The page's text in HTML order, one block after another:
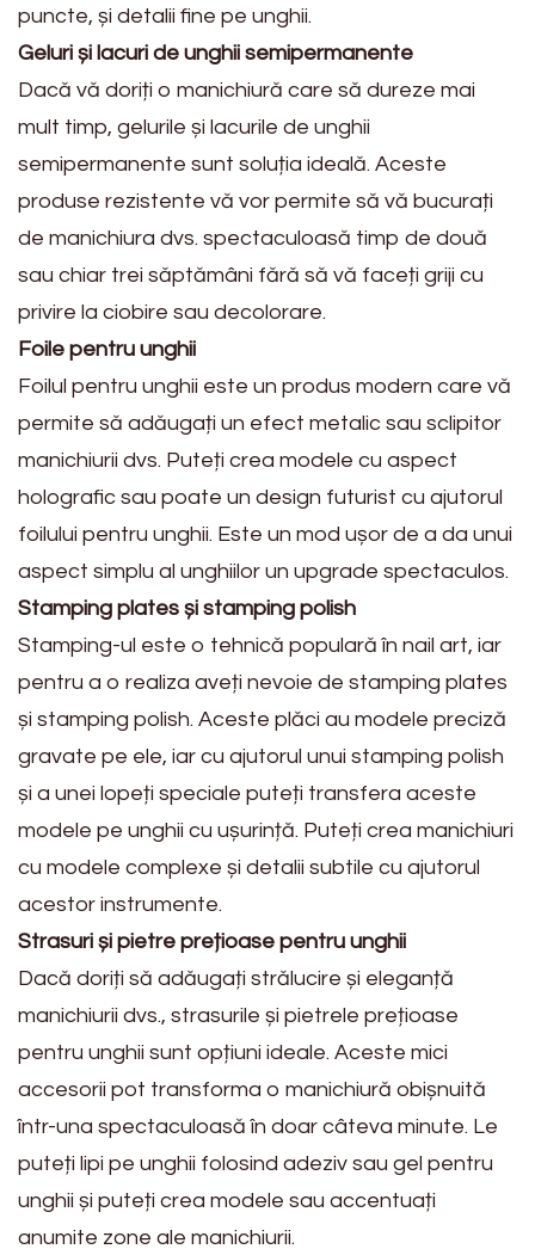
puncte, și detalii fine pe unghii.
Geluri și lacuri de unghii semipermanente
Dacă vă doriți o manichiură care să dureze mai
mult timp, gelurile și lacurile de unghii
semipermanente sunt soluția ideală. Aceste
produse rezistente vă vor permite să vă bucurați
de manichiura dvs. spectaculoasă timp de două
sau chiar trei săptămâni fără să vă faceți griji cu
privire la ciobire sau decolorare.
Foile pentru unghii
Foilul pentru unghii este un produs modern care vă
permite să adăugați un efect metalic sau sclipitor
manichiurii dvs. Puteți crea modele cu aspect
holografic sau poate un design futurist cu ajutorul
foilului pentru unghii. Este un mod ușor de a da unui
aspect simplu al unghiilor un upgrade spectaculos.
Stamping plates și stamping polish
Stamping-ul este o tehnică populară în nail art, iar
pentru a o realiza aveți nevoie de stamping plates
și stamping polish. Aceste plăci au modele preciză
gravate pe ele, iar cu ajutorul unui stamping polish
și a unei lopeți speciale puteți transfera aceste
modele pe unghii cu ușurință. Puteți crea manichiuri
cu modele complexe și detalii subtile cu ajutorul
acestor instrumente.
Strasuri și pietre prețioase pentru unghii
Dacă doriți să adăugați strălucire și eleganță
manichiurii dvs., strasurile și pietrele prețioase
pentru unghii sunt opțiuni ideale. Aceste mici
accesorii pot transforma o manichiură obișnuită
într-una spectaculoasă în doar câteva minute. Le
puteți lipi pe unghii folosind adeziv sau gel pentru
unghii și puteți crea modele sau accentuați
anumite zone ale manichiurii.